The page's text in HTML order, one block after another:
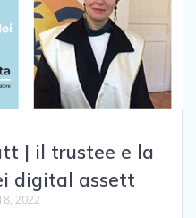
| il trustee e la
digital assett
2022